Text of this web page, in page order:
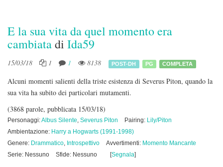
E la sua vita da quel momento era
cambiatadi Ida59
15/03/18 1 1 8138 POST-DH PG COMPLETA
Alcuni momenti salienti della triste esistenza di Severus Piton, quando la
sua vita ha subito dei particolari mutamenti.
(3868 parole, pubblicata 15/03/18)
Personaggi:Albus Silente, Severus Piton Pairing: Lily/Piton
Ambientazione: Harry a Hogwarts (1991-1998)
Genere: Drammatico, Introspettivo Avvertimenti: Momento Mancante
Serie: Nessuno
Sfide: Nessuno [Segnala]